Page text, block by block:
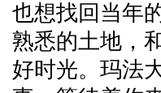
也想找回当年
熟悉的土地，
好时光。玛法